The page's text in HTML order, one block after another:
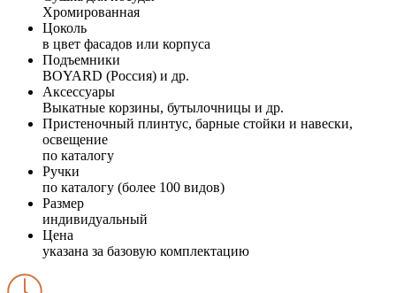
Хромированная
Цоколь
в цвет фасадов или корпуса
Подъемники
BOYARD (Россия) и др.
Аксессуары
Выкатные корзины, бутылочницы и др.
Пристеночный плинтус, барные стойки и навески,
освещение
по каталогу
Ручки
по каталогу (более 100 видов)
Размер
индивидуальный
Цена
указана за базовую комплектацию